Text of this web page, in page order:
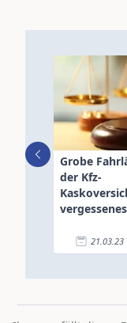
Grobe
der Kfz-
21.03.23